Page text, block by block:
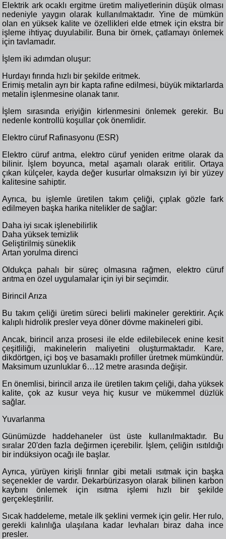
Elektrik ark ocaklı ergitme üretim maliyetlerinin düşük olması
nedeniyle yaygın olarak kullanılmaktadır. Yine de mümkün
olan en yüksek kalite ve özellikleri elde etmek için ekstra bir
işleme ihtiyaç duyulabilir. Buna bir örnek, çatlamayı önlemek
için tavlamadır.
İşlem iki adımdan oluşur:
Hurdayı fırında hızlı bir şekilde eritmek.
Erimiş metalin ayrı bir kapta rafine edilmesi, büyük miktarlarda
metalin işlenmesine olanak tanır.
İşlem sırasında eriyiğin kirlenmesini önlemek gerekir. Bu
nedenle kontrollü koşullar çok önemlidir.
Elektro cüruf Rafinasyonu (ESR)
Elektro cüruf arıtma, elektro cüruf yeniden eritme olarak da
bilinir. İşlem boyunca, metal aşamalı olarak eritilir. Ortaya
çıkan külçeler, kayda değer kusurlar olmaksızın iyi bir yüzey
kalitesine sahiptir.
Ayrıca, bu işlemle üretilen takım çeliği, çıplak gözle fark
edilmeyen başka harika nitelikler de sağlar:
Daha iyi sıcak işlenebilirlik
Daha yüksek temizlik
Geliştirilmiş süneklik
Artan yorulma direnci
Oldukça pahalı bir süreç olmasına rağmen, elektro cüruf
arıtma en özel uygulamalar için iyi bir seçimdir.
Birincil Arıza
Bu takım çeliği üretim süreci belirli makineler gerektirir. Açık
kalıplı hidrolik presler veya döner dövme makineleri gibi.
Ancak, birincil arıza prosesi ile elde edilebilecek enine kesit
çeşitliliği, makinelerin maliyetini oluşturmaktadır. Kare,
dikdörtgen, içi boş ve basamaklı profiller üretmek mümkündür.
Maksimum uzunluklar 6…12 metre arasında değişir.
En önemlisi, birincil arıza ile üretilen takım çeliği, daha yüksek
kalite, çok az kusur veya hiç kusur ve mükemmel düzlük
sağlar.
Yuvarlanma
Günümüzde haddehaneler üst üste kullanılmaktadır. Bu
sıralar 20'den fazla değirmen içerebilir. İşlem, çeliğin ısıtıldığı
bir indüksiyon ocağı ile başlar.
Ayrıca, yürüyen kirişli fırınlar gibi metali ısıtmak için başka
seçenekler de vardır. Dekarbürizasyon olarak bilinen karbon
kaybını önlemek için ısıtma işlemi hızlı bir şekilde
gerçekleştirilir.
Sıcak haddeleme, metale ilk şeklini vermek için gelir. Her rulo,
gerekli kalınlığa ulaşılana kadar levhaları biraz daha ince
presler.